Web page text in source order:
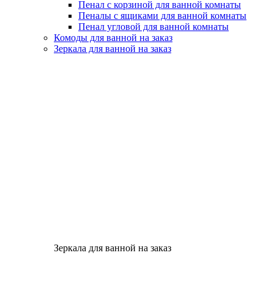
Пенал с корзиной для ванной комнаты
Пеналы с ящиками для ванной комнаты
Пенал угловой для ванной комнаты
Комоды для ванной на заказ
Зеркала для ванной на заказ
Зеркала для ванной на заказ